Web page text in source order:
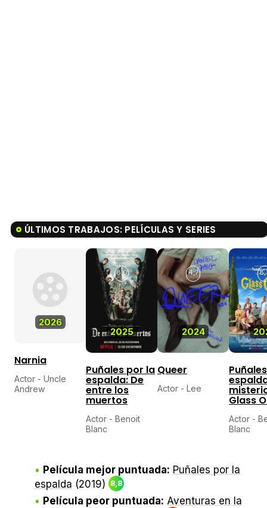
ÚLTIMOS TRABAJOS: PELÍCULAS Y SERIES
2026
Narnia
Actor - Uncle
Andrew
2025
8,0
Puñales por la
espalda: De
entre los
muertos
Actor - Benoit
Blanc
2024
4,7
Queer
Actor - Lee
Glass
Actor -
Blanc
Película mejor puntuada: Puñales por la
espalda (2019) 8,8
Película peor puntuada: Aventuras en la